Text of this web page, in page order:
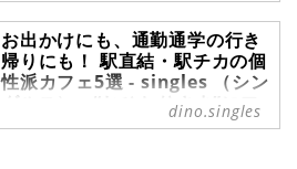
過ごしやすい陽気の日が増えてき
て、だんだんと遠出も計画しやすい
季節になってきました。この季節
に、ひとり旅を計画してみてはいか
がでしょうか。移動に便利な空港で
は、魅力的な朝食を楽しめるお店が
お出かけにも、通勤通学の行き
帰りにも！ 駅直結・駅チカの個
性派カフェ5選 - singles （シン
グルス） - “おひとりさま”にフ
ォーカスした情報サイト
dino.singles